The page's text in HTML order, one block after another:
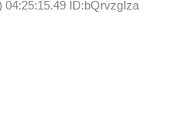
04:25:15.49 ID:bQrvzgIza